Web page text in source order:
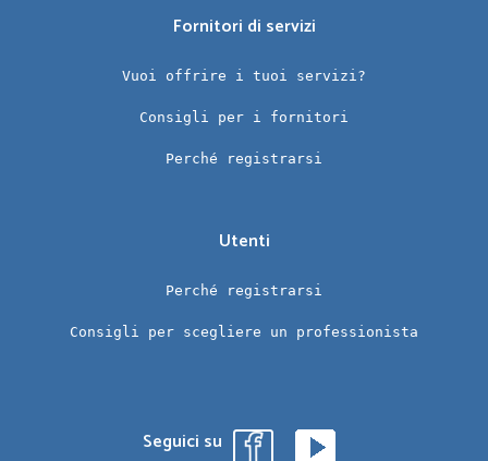
Fornitori di servizi
Vuoi offrire i tuoi servizi?
Consigli per i fornitori
Perché registrarsi
Utenti
Perché registrarsi
Consigli per scegliere un professionista
Seguici su